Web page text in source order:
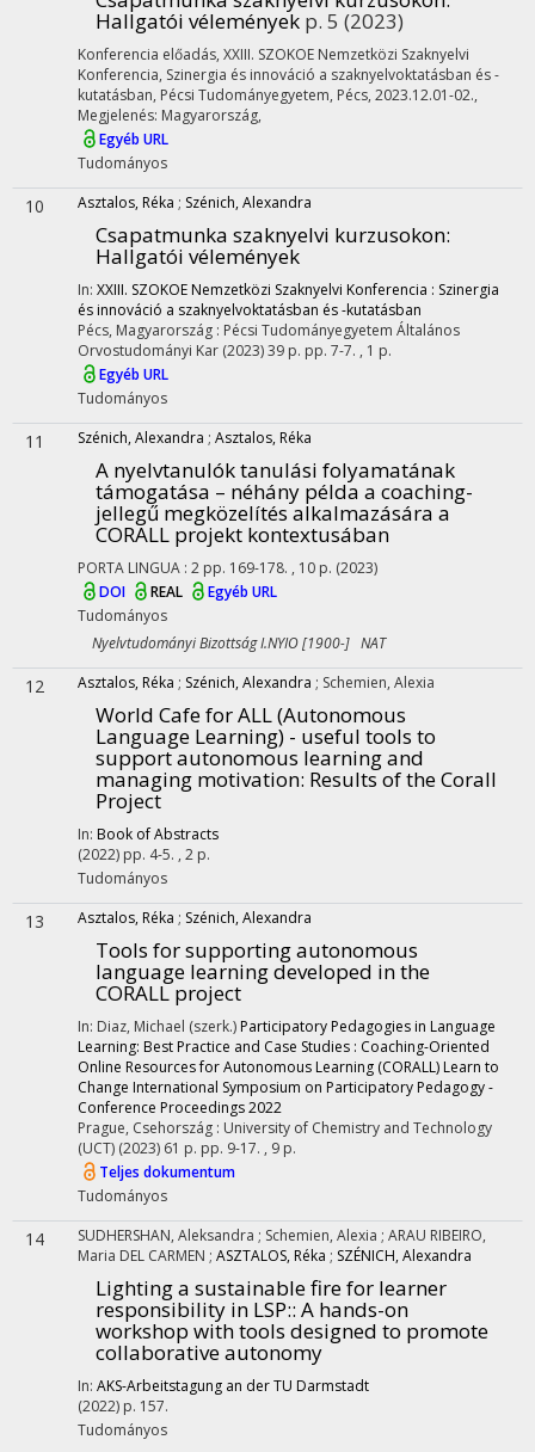
Hallgatói vélemények p. 5 (2023)
Konferencia előadás, XXIII. SZOKOE Nemzetközi Szaknyelvi
Konferencia, Szinergia és innováció a szaknyelvoktatásban és -
kutatásban, Pécsi Tudományegyetem, Pécs, 2023.12.01-02.,
Megjelenés: Magyarország,
Egyéb URL
Tudományos
10 Asztalos, Réka ; Szénich, Alexandra
Csapatmunka szaknyelvi kurzusokon:
Hallgatói vélemények
In: XXIII. SZOKOE Nemzetközi Szaknyelvi Konferencia : Szinergia
és innováció a szaknyelvoktatásban és -kutatásban
Pécs, Magyarország : Pécsi Tudományegyetem Általános
Orvostudományi Kar (2023)39 p. pp. 7-7. , 1 p.
Egyéb URL
Tudományos
11 Szénich, Alexandra ; Asztalos, Réka
A nyelvtanulók tanulási folyamatának
támogatása – néhány példa a coaching-
jellegű megközelítés alkalmazására a
CORALL projekt kontextusában
PORTA LINGUA : 2 pp. 169-178. , 10 p. (2023)
DOI
REAL
Egyéb URL
Tudományos
Nyelvtudományi Bizottság I.NYIO [1900-] NAT
12 Asztalos, Réka ; Szénich, Alexandra ; Schemien, Alexia
World Cafe for ALL (Autonomous
Language Learning) - useful tools to
support autonomous learning and
managing motivation: Results of the Corall
Project
In: Book of Abstracts
(2022) pp. 4-5. , 2 p.
Tudományos
13 Asztalos, Réka ; Szénich, Alexandra
Tools for supporting autonomous
language learning developed in the
CORALL project
In: Diaz, Michael (szerk.) Participatory Pedagogies in Language
Learning: Best Practice and Case Studies : Coaching-Oriented
Online Resources for Autonomous Learning (CORALL) Learn to
Change International Symposium on Participatory Pedagogy -
Conference Proceedings 2022
Prague, Csehország : University of Chemistry and Technology
(UCT) (2023) 61 p. pp. 9-17. , 9 p.
Teljes dokumentum
Tudományos
14 SUDHERSHAN, Aleksandra ; Schemien, Alexia ; ARAU RIBEIRO,
Maria DEL CARMEN ; ASZTALOS, Réka ; SZÉNICH, Alexandra
Lighting a sustainable fire for learner
responsibility in LSP:: A hands-on
workshop with tools designed to promote
collaborative autonomy
In: AKS-Arbeitstagung an der TU Darmstadt
(2022) p. 157.
Tudományos